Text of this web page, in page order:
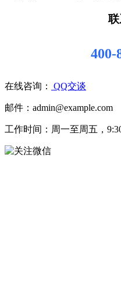
联
400-
在线咨询： QQ交谈
邮件：admin@example.com
工作时间：周一至周五，